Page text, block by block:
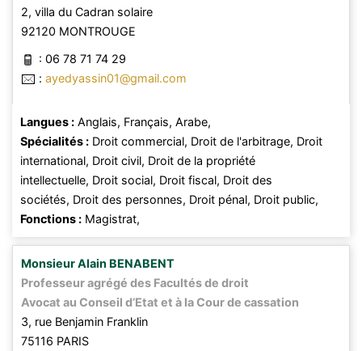
2, villa du Cadran solaire
92120 MONTROUGE
: 06 78 71 74 29
: ayedyassin01@gmail.com
Langues : Anglais, Français, Arabe,
Spécialités : Droit commercial, Droit de l'arbitrage, Droit
international, Droit civil, Droit de la propriété
intellectuelle, Droit social, Droit fiscal, Droit des
sociétés, Droit des personnes, Droit pénal, Droit public,
Fonctions : Magistrat,
MonsieurAlain BENABENT
Professeur agrégé des Facultés de droit
Avocat au Conseil d’Etat et à la Cour de cassation
3, rue Benjamin Franklin
75116 PARIS